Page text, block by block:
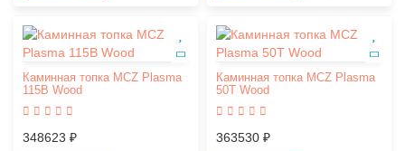
Каминная топка MCZ Plasma
115B Wood
348623 ₽
Каминная топка MCZ Plasma
50T Wood
363530 ₽